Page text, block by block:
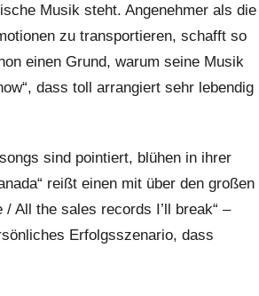
Musik steht. Angenehmer als die
zu transportieren, schafft so
einen Grund, warum seine Musik
dass toll arrangiert sehr lebendig
sind pointiert, blühen in ihrer
reißt einen mit über den großen
All the sales records I’ll break“ –
Erfolgsszenario, dass